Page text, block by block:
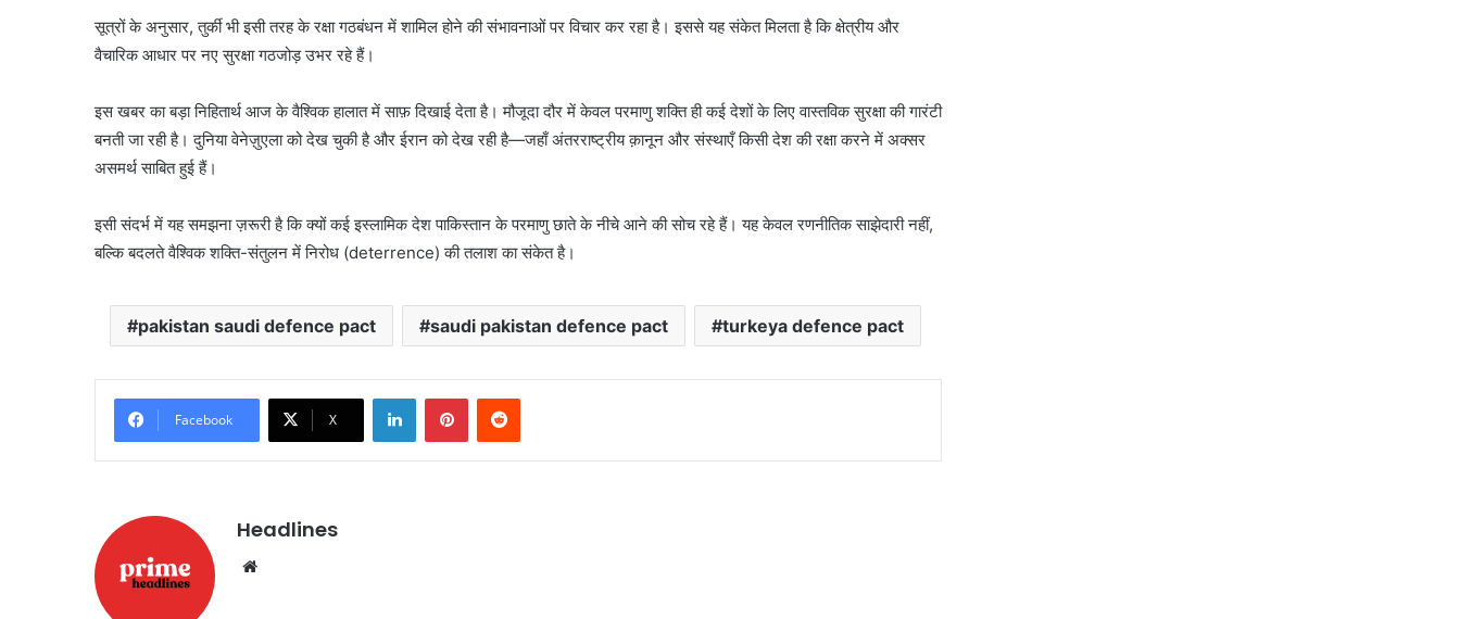
सूत्रों के अनुसार, तुर्की भी इसी तरह के रक्षा गठबंधन में शामिल होने की संभावनाओं पर विचार कर रहा है। इससे यह संकेत मिलता है कि क्षेत्रीय और
वैचारिक आधार पर नए सुरक्षा गठजोड़ उभर रहे हैं।
इस खबर का बड़ा निहितार्थ आज के वैश्विक हालात में साफ़ दिखाई देता है। मौजूदा दौर में केवल परमाणु शक्ति ही कई देशों के लिए वास्तविक सुरक्षा की गारंटी
बनती जा रही है। दुनिया वेनेज़ुएला को देख चुकी है और ईरान को देख रही है—जहाँ अंतरराष्ट्रीय क़ानून और संस्थाएँ किसी देश की रक्षा करने में अक्सर
असमर्थ साबित हुई हैं।
इसी संदर्भ में यह समझना ज़रूरी है कि क्यों कई इस्लामिक देश पाकिस्तान के परमाणु छाते के नीचे आने की सोच रहे हैं। यह केवल रणनीतिक साझेदारी नहीं,
बल्कि बदलते वैश्विक शक्ति-संतुलन में निरोध (deterrence) की तलाश का संकेत है।
pakistan saudi defence pact saudi pakistan defence pact turkeya defence pact
Facebook X
LinkedInPinterestReddit
Headlines